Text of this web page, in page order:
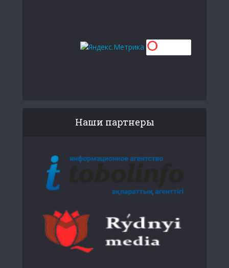
Наши партнеры